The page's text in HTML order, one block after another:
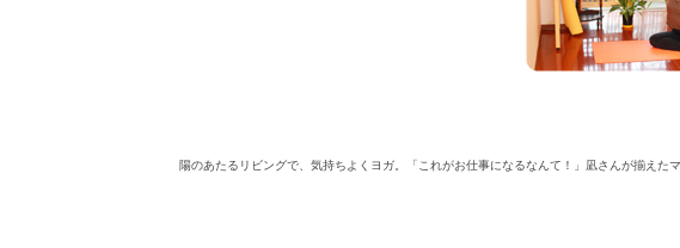
陽のあたるリビングで、気持ちよくヨガ。「これがお仕事になるなんて！」凪さんが揃え